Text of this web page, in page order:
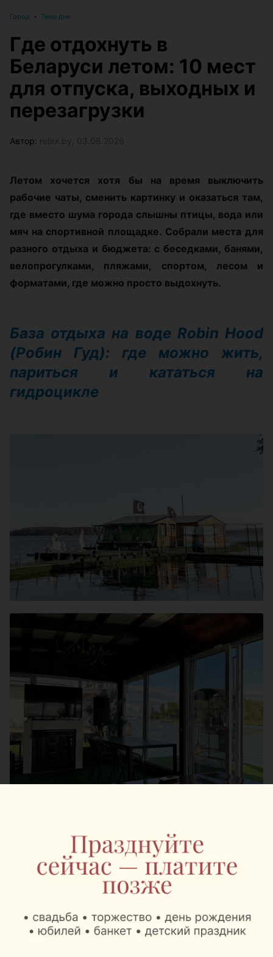
Город • Тема дня
Где отдохнуть в
Беларуси летом: 10 мест
для отпуска, выходных и
перезагрузки
Автор:
Летом хочется хотя бы на время выключить
рабочие чаты, сменить картинку и оказаться там,
где вместо шума города слышны птицы, вода или
мяч на спортивной площадке. Собрали места для
разного отдыха и бюджета: с беседками, банями,
велопрогулками, пляжами, спортом, лесом и
форматами, где можно просто выдохнуть.
База отдыха на воде Robin Hood
(Робин Гуд): где можно жить,
париться и кататься на
гидроцикле